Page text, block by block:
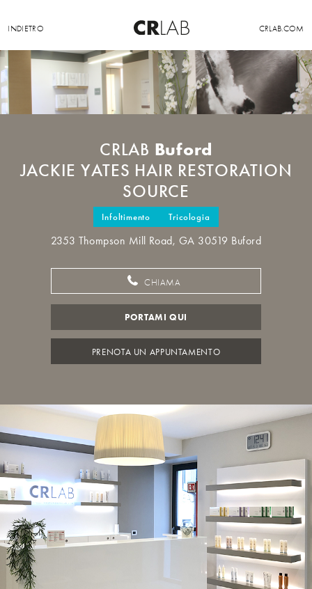
INDIETRO CRLAB.COM
CRLAB Buford
JACKIE YATES HAIR RESTORATION
SOURCE
Infoltimento Tricologia
2353 Thompson Mill Road, GA 30519 Buford
CHIAMA
PORTAMI QUI
PRENOTA UN APPUNTAMENTO